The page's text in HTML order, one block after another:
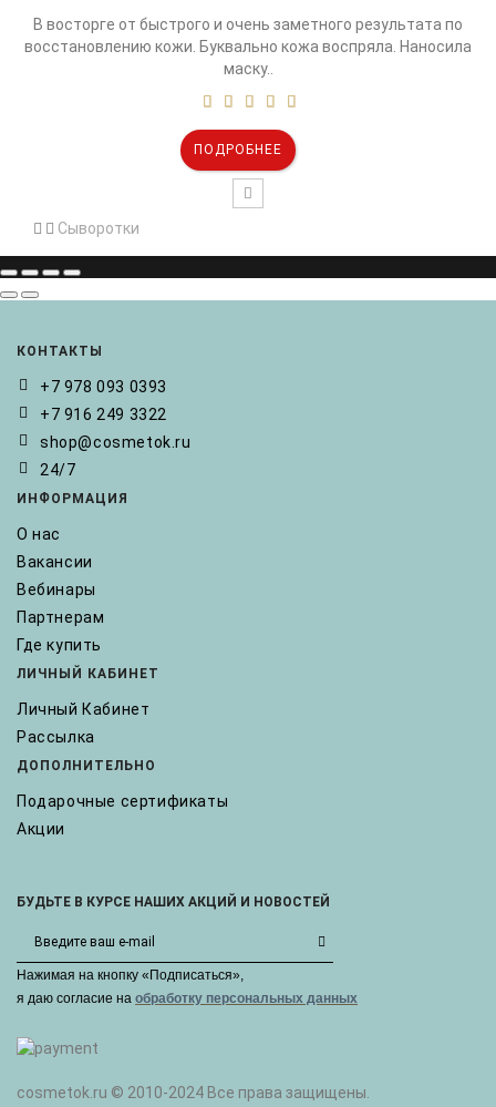
В восторге от быстрого и очень заметного результата по
восстановлению кожи. Буквально кожа воспряла. Наносила
маску..
ПОДРОБНЕЕ
Сыворотки
КОНТАКТЫ
+7 978 093 0393
+7 916 249 3322
shop@cosmetok.ru
24/7
ИНФОРМАЦИЯ
О нас
Вакансии
Вебинары
Партнерам
Где купить
ЛИЧНЫЙ КАБИНЕТ
Личный Кабинет
Рассылка
ДОПОЛНИТЕЛЬНО
Подарочные сертификаты
Акции
БУДЬТЕ В КУРСЕ НАШИХ АКЦИЙ И НОВОСТЕЙ
Нажимая на кнопку «Подписаться»,
я даю cогласие на обработку персональных данных
cosmetok.ru © 2010-2024 Все права защищены.